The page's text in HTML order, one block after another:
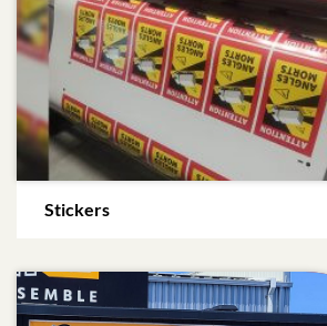
Stickers